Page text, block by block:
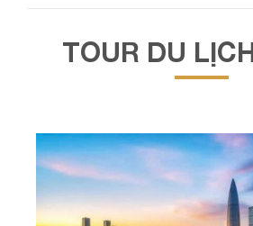
TOUR DU